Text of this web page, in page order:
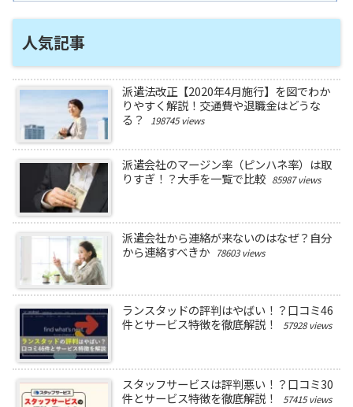
人気記事
派遣法改正【2020年4月施行】を図でわか
りやすく解説！交通費や退職金はどうな
る？
198745 views
派遣会社のマージン率（ピンハネ率）は取
りすぎ！？大手を一覧で比較 85987 views
派遣会社から連絡が来ないのはなぜ？自分
から連絡すべきか
78603 views
ランスタッドの評判はやばい！？口コミ46
件とサービス特徴を徹底解説！
57928 views
スタッフサービスは評判悪い！？口コミ30
件とサービス特徴を徹底解説！
57415 views